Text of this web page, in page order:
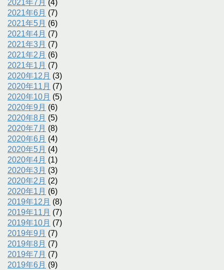
2021年7月 (4)
2021年6月 (7)
2021年5月 (6)
2021年4月 (7)
2021年3月 (7)
2021年2月 (6)
2021年1月 (7)
2020年12月 (3)
2020年11月 (7)
2020年10月 (5)
2020年9月 (6)
2020年8月 (5)
2020年7月 (8)
2020年6月 (4)
2020年5月 (4)
2020年4月 (1)
2020年3月 (3)
2020年2月 (2)
2020年1月 (6)
2019年12月 (8)
2019年11月 (7)
2019年10月 (7)
2019年9月 (7)
2019年8月 (7)
2019年7月 (7)
2019年6月 (9)